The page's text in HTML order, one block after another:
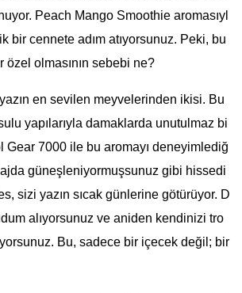
Peach Mango Smoothie aromasıyl
bir cennete adım atıyorsunuz. Peki, bu
özel olmasının sebebi ne?
en sevilen meyvelerinden ikisi. Bu
yapılarıyla damaklarda unutulmaz bi
Gear 7000 ile bu aromayı deneyimlediğ
güneşleniyormuşsunuz gibi hissedi
sizi yazın sıcak günlerine götürüyor. D
alıyorsunuz ve aniden kendinizi tro
Bu, sadece bir içecek değil; bir